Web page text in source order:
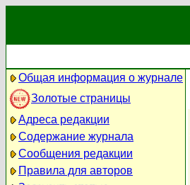
Общая информация о журнале
Золотые страницы
Адреса редакции
Содержание журнала
Сообщения редакции
Правила для авторов